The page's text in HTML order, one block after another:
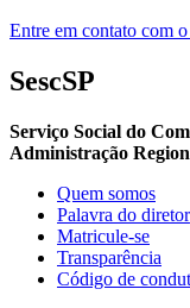
Entre em contato com
SescSP
Serviço Social do
Administração
Quem somos
Palavra do diretor
Matricule-se
Transparência
Código de